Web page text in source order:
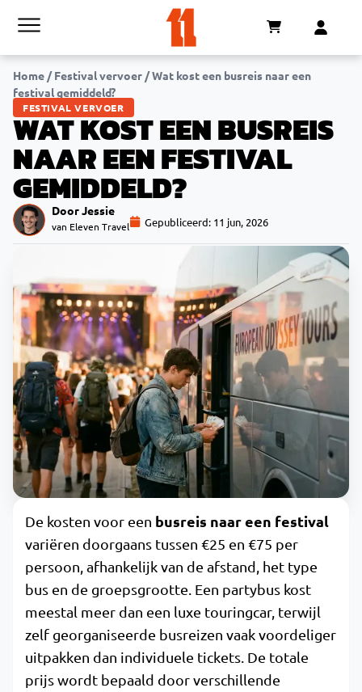
Home /Festival vervoer /Wat kost een busreis naar een
festival gemiddeld?
FESTIVAL VERVOER
WAT KOST EEN BUSREIS
NAAR EEN FESTIVAL
GEMIDDELD?
Door Jessie
van Eleven Travel Gepubliceerd: 11 jun, 2026
De kosten voor een busreis naar een festival
variëren doorgaans tussen €25 en €75 per
persoon, afhankelijk van de afstand, het type
bus en de groepsgrootte. Een partybus kost
meestal meer dan een luxe touringcar, terwijl
zelf georganiseerde busreizen vaak voordeliger
uitpakken dan individuele tickets. De totale
prijs wordt bepaald door verschillende